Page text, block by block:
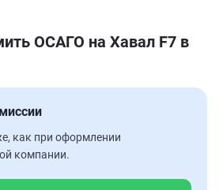
ОСАГО на Хавал F7 в
как при оформлении
компании.